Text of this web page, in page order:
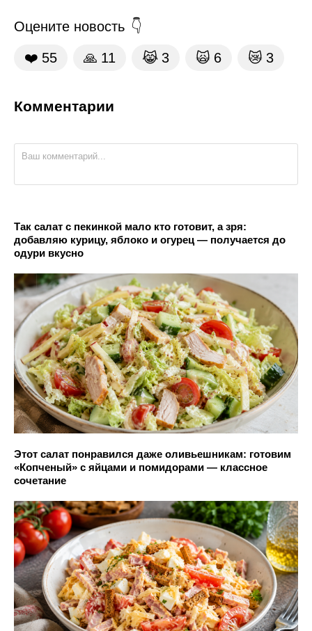
Оцените новость
❤️ 55 🙏 11 😹 3 🙀 6 😿 3
Комментарии
Так салат с пекинкой мало кто готовит, а зря:
добавляю курицу, яблоко и огурец — получается до
одури вкусно
Этот салат понравился даже оливьешникам: готовим
«Копченый» с яйцами и помидорами — классное
сочетание